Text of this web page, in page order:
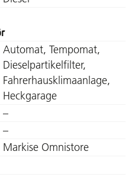
Automat, Tempomat,
Dieselpartikelfilter,
Fahrerhausklimaanlage,
Heckgarage
–
–
Markise Omnistore